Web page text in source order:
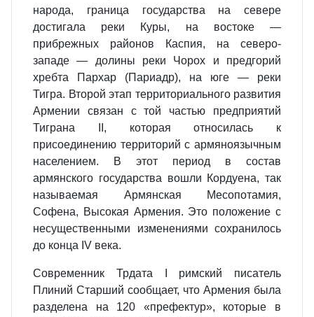
народа, граница государства на севере
достигала реки Куры, на востоке —
прибрежных районов Каспия, на северо‐
западе — долины реки Чорох и предгорий
хребта Пархар (Париадр), на юге — реки
Тигра. Второй этап территориального развития
Армении связан с той частью предприятий
Тиграна II, которая относилась к
присоединению территорий с армяноязычным
населением. В этот период в состав
армянского государства вошли Кордуена, так
называемая Армянская Месопотамия,
Софена, Высокая Армения. Это положение с
несущественными изменениями сохранилось
до конца IV века.
Современник Трдата I римский писатель
Плиний Старший сообщает, что Армения была
разделена на 120 «префектур», которые в